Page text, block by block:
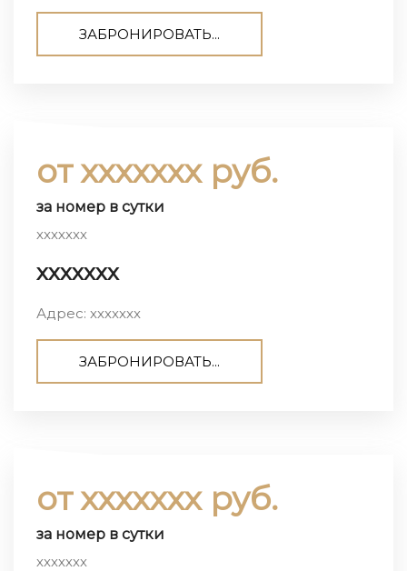
ЗАБРОНИРОВАТЬ...
от ххххххх руб.
за номер в сутки
ххххххх
ххххххх
Адрес: ххххххх
ЗАБРОНИРОВАТЬ...
от ххххххх руб.
за номер в сутки
ххххххх